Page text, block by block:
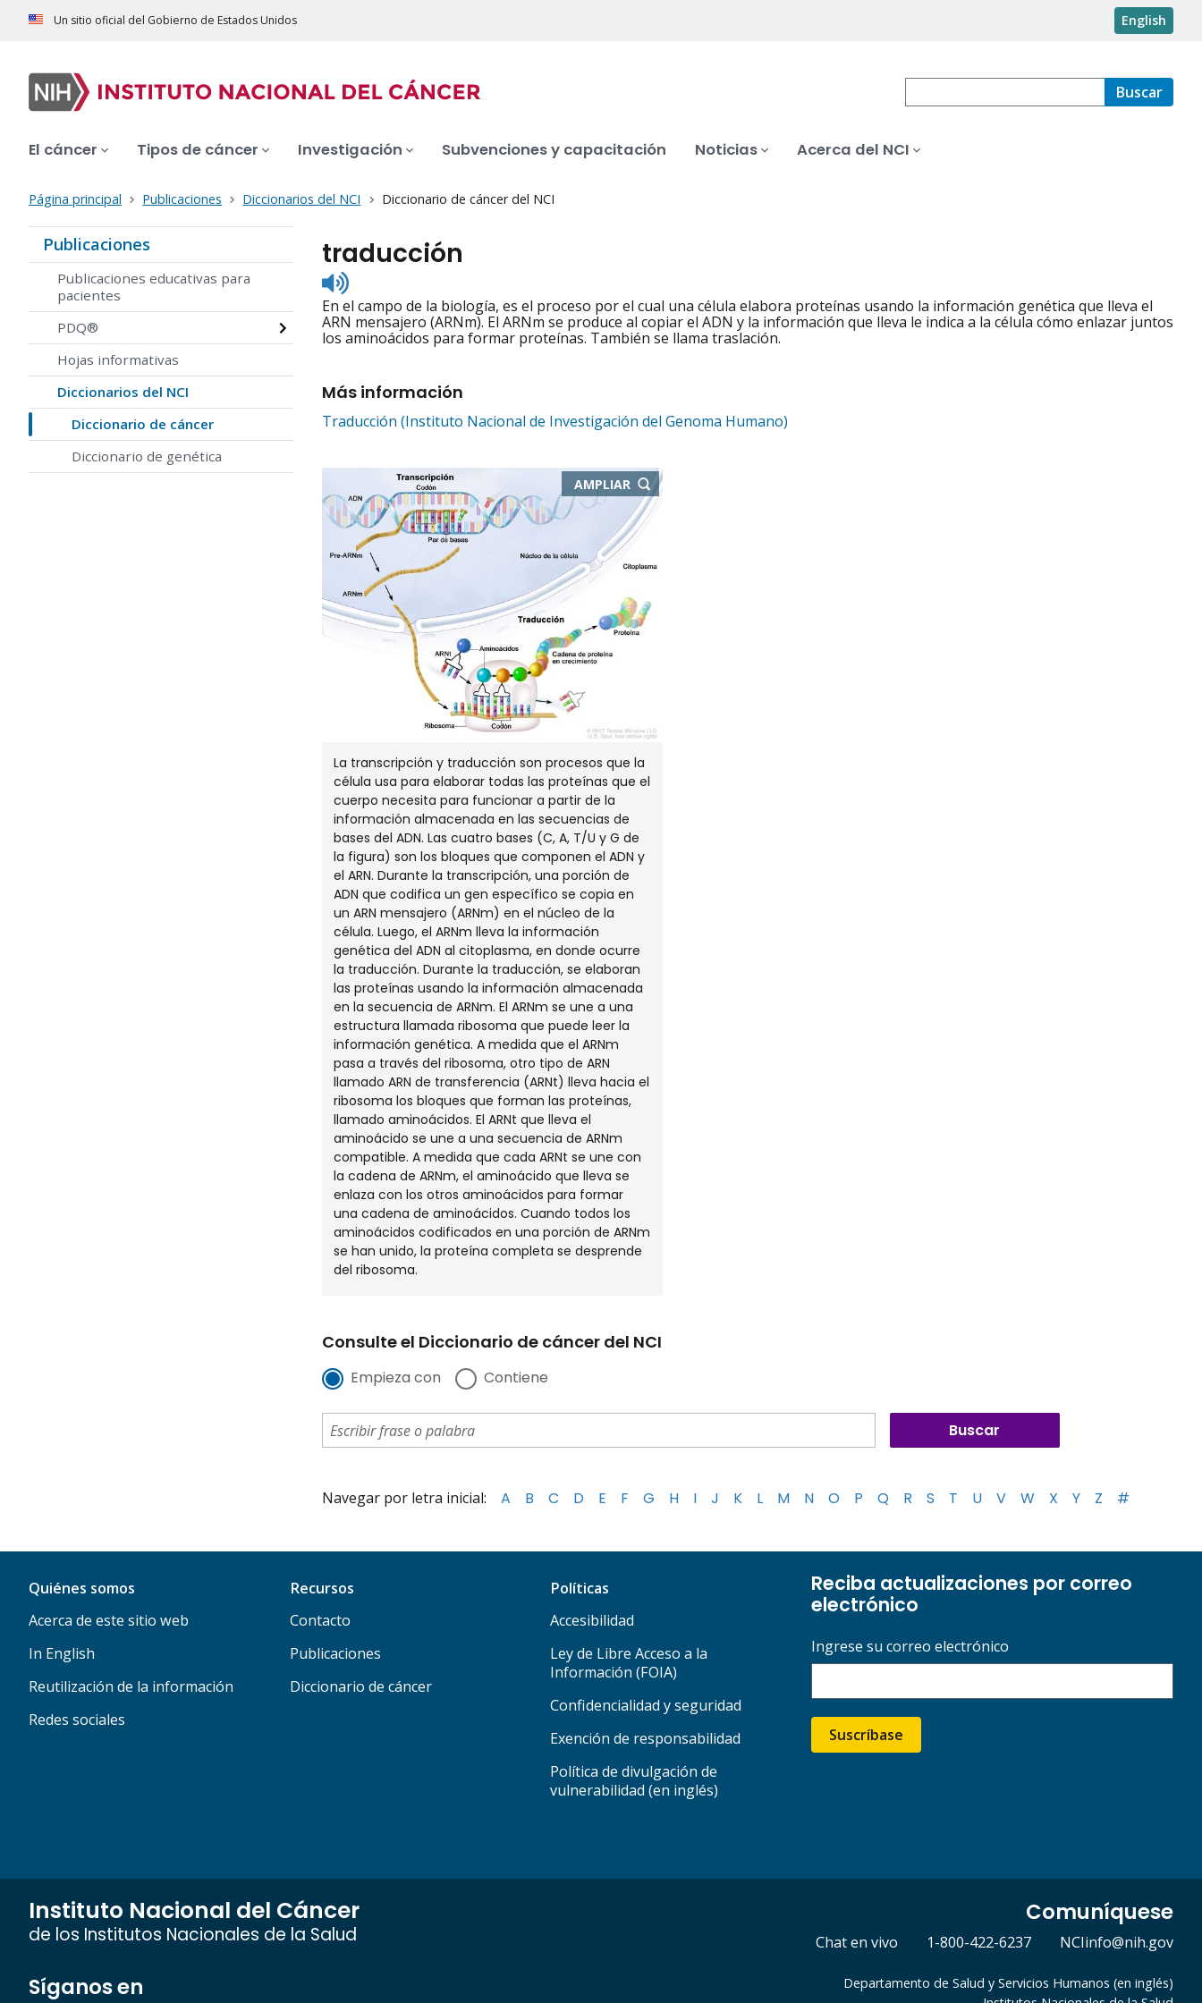
Un sitio oficial del Gobierno de Estados Unidos English
Buscar
El cáncer Tipos de cáncer Investigación Subvenciones y capacitación Noticias Acerca del NCI
Página principal Publicaciones Diccionarios del NCI Diccionario de cáncer del NCI
Publicaciones
Publicaciones educativas para
pacientes
PDQ®
Hojas informativas
Diccionarios del NCI
Diccionario de cáncer
Diccionario de genética
traducción
Listen
to
pronunciation
En el campo de la biología, es el proceso por el cual una célula elabora proteínas usando la información genética que lleva el
ARN mensajero (ARNm). El ARNm se produce al copiar el ADN y la información que lleva le indica a la célula cómo enlazar juntos
los aminoácidos para formar proteínas. También se llama traslación.
Más información
Traducción (Instituto Nacional de Investigación del Genoma Humano)
AMPLIAR-
ABRE
EN
NUEVA
La transcripción y traducción son procesos que la
célula usa para elaborar todas las proteínas que el
cuerpo necesita para funcionar a partir de la
información almacenada en las secuencias de
bases del ADN. Las cuatro bases (C, A, T/U y G de
la figura) son los bloques que componen el ADN y
el ARN. Durante la transcripción, una porción de
ADN que codifica un gen específico se copia en
un ARN mensajero (ARNm) en el núcleo de la
célula. Luego, el ARNm lleva la información
genética del ADN al citoplasma, en donde ocurre
la traducción. Durante la traducción, se elaboran
las proteínas usando la información almacenada
en la secuencia de ARNm. El ARNm se une a una
estructura llamada ribosoma que puede leer la
información genética. A medida que el ARNm
pasa a través del ribosoma, otro tipo de ARN
llamado ARN de transferencia (ARNt) lleva hacia el
ribosoma los bloques que forman las proteínas,
llamado aminoácidos. El ARNt que lleva el
aminoácido se une a una secuencia de ARNm
compatible. A medida que cada ARNt se une con
la cadena de ARNm, el aminoácido que lleva se
enlaza con los otros aminoácidos para formar
una cadena de aminoácidos. Cuando todos los
aminoácidos codificados en una porción de ARNm
se han unido, la proteína completa se desprende
del ribosoma.
Consulte el Diccionario de cáncer del NCI
Empieza con Contiene
Navegar por letra inicial: A B C D E F G H I J K L M N O P Q R S T U V W X Y Z #
Quiénes somos
Acerca de este sitio web
In English
Reutilización de la información
Redes sociales
Recursos
Contacto
Publicaciones
Diccionario de cáncer
Políticas
Accesibilidad
Ley de Libre Acceso a la
Información (FOIA)
Confidencialidad y seguridad
Exención de responsabilidad
Política de divulgación de
vulnerabilidad (en inglés)
Reciba actualizaciones por correo
electrónico
Ingrese su correo electrónico
Suscríbase
Instituto Nacional del Cáncer
de los Institutos Nacionales de la Salud
Comuníquese
Chat en vivo 1-800-422-6237 NCIinfo@nih.gov
Síganos en
Departamento de Salud y Servicios Humanos (en inglés)